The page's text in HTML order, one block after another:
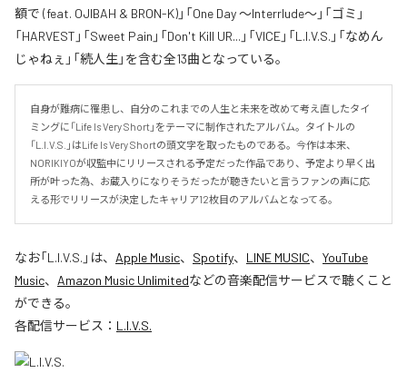
額で (feat. OJIBAH & BRON-K)」「One Day ～Interrlude～」「ゴミ」
「HARVEST」「Sweet Pain」「Don't Kill UR...」「VICE」「L.I.V.S.」「なめん
じゃねぇ」「続人生」を含む全13曲となっている。
自身が難病に罹患し、自分のこれまでの人生と未来を改めて考え直したタイ
ミングに「Life Is Very Short」をテーマに制作されたアルバム。タイトルの
「L.I.V.S.」はLife Is Very Shortの頭文字を取ったものである。今作は本来、
NORIKIYOが収監中にリリースされる予定だった作品であり、予定より早く出
所が叶った為、お蔵入りになりそうだったが聴きたいと言うファンの声に応
える形でリリースが決定したキャリア12枚目のアルバムとなってる。
なお「L.I.V.S. 」は、 Apple Music、 Spotify、 LINE MUSIC、 YouTube
Music、 Amazon Music Unlimitedなどの音楽配信サービスで聴くこと
ができる。
各配信サービス： L.I.V.S.